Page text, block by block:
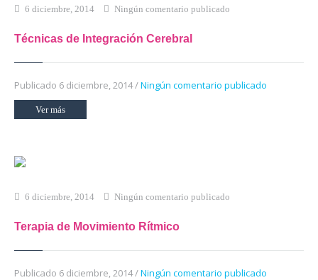
6 diciembre, 2014 Ningún comentario publicado
Técnicas de Integración Cerebral
Publicado 6 diciembre, 2014 /Ningún comentario publicado
Ver más
6 diciembre, 2014 Ningún comentario publicado
Terapia de Movimiento Rítmico
Publicado 6 diciembre, 2014 /Ningún comentario publicado